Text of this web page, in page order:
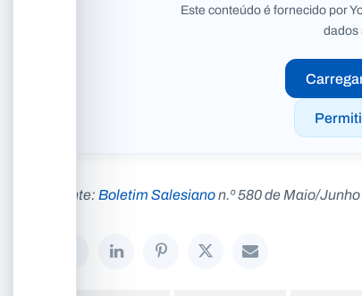
Este conteúdo é fornecido por
dados
Fonte:Boletim Salesianon.º 580 de Maio/